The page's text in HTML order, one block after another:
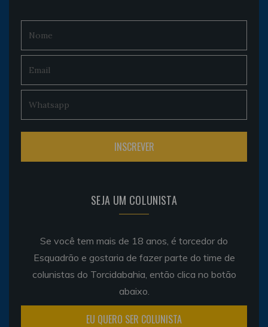
SEJA UM COLUNISTA
Se você tem mais de 18 anos, é torcedor do
Esquadrão e gostaria de fazer parte do time de
colunistas do Torcidabahia, então clica no botão
abaixo.
EU QUERO SER COLUNISTA